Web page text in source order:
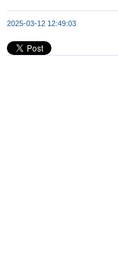
2025-03-12 12:49:03